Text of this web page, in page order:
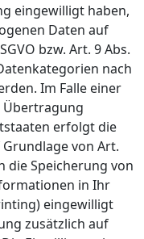
eingewilligt haben,
Daten auf
bzw. Art. 9 Abs.
nach
Im Falle einer
Übertragung
erfolgt die
von Art.
die Speicherung von
in Ihr
eingewilligt
zusätzlich auf